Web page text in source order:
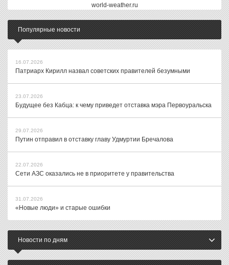
world-weather.ru
Популярные новости
16.07.2026
Патриарх Кирилл назвал советских правителей безумными
23.07.2026
Будущее без Кабца: к чему приведет отставка мэра Первоуральска
29.07.2026
Путин отправил в отставку главу Удмуртии Бречалова
22.07.2026
Сети АЗС оказались не в приоритете у правительства
31.07.2026
«Новые люди» и старые ошибки
Новости по дням